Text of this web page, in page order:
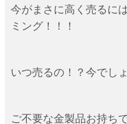
今がまさに高く売るに
ミング！！！
いつ売るの！？今でし
ご不要な金製品お持ち